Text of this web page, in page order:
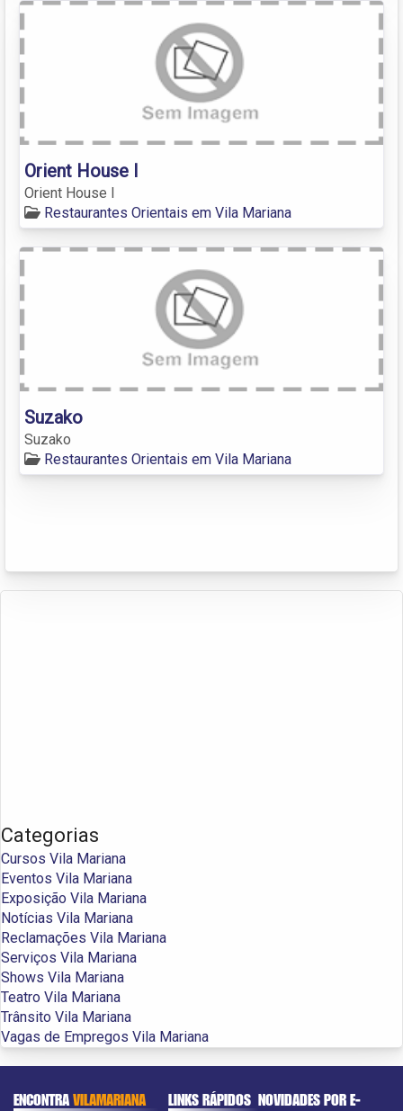
Orient House I
Orient House I
Restaurantes Orientais em Vila Mariana
Suzako
Suzako
Restaurantes Orientais em Vila Mariana
Categorias
Cursos Vila Mariana
Eventos Vila Mariana
Exposição Vila Mariana
Notícias Vila Mariana
Reclamações Vila Mariana
Serviços Vila Mariana
Shows Vila Mariana
Teatro Vila Mariana
Trânsito Vila Mariana
Vagas de Empregos Vila Mariana
ENCONTRAVILAMARIANA LINKS RÁPIDOS NOVIDADES POR E-